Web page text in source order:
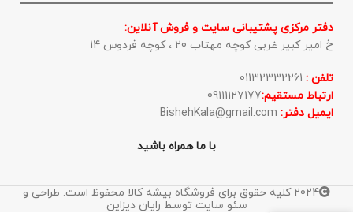
دفتر مرکزی پشتیبانی سایت و فروش آنلاین:
خ امیر کبیر غربی کوچه مهتاب 20 ، کوچه فردوس 14
تلفن :
ارتباط مستقیم:09111127177
ایمیل دفتر:
با ما همراه باشید
2024 کلیه حقوق برای فروشگاه بیشه کالا محفوظ است. طراحی و
سئو سایت توسط رایان دیزاین